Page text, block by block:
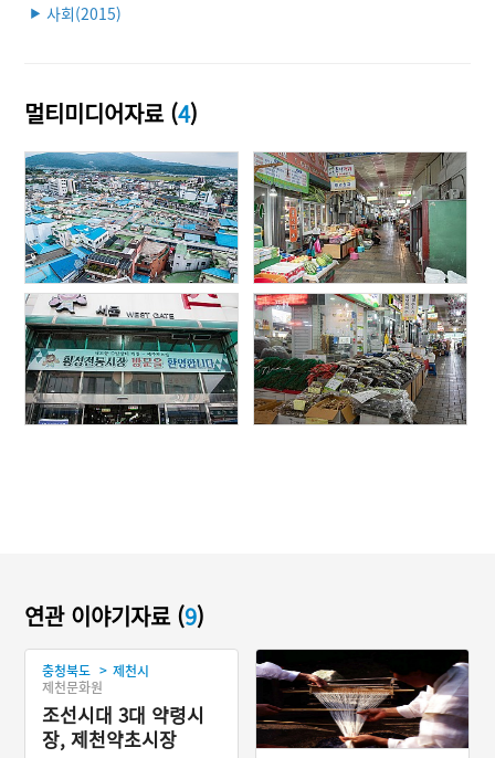
▶ 사회(2015)
멀티미디어자료 (4)
연관 이야기자료 (9)
충청북도 > 제천시
제천문화원
조선시대 3대 약령시
장, 제천약초시장